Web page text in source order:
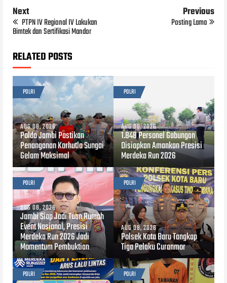
Next
PTPN IV Regional IV Lakukan
Bimtek dan Sertifikasi Mandor
Previous
Posting Lama
RELATED POSTS
POLRI
AUG 08, 2026
Polda Jambi Pastikan
Penanganan Karhutla Sungai
Gelam Maksimal
POLRI
AUG 08, 2026
1.848 Personel Gabungan
Disiapkan Amankan Presisi
Merdeka Run 2026
POLRI
AUG 08, 2026
Jambi Siap Jadi Tuan Rumah
Event Nasional, Presisi
Merdeka Run 2026 Jadi
Momentum Pembuktian
POLRI
AUG 08, 2026
Polsek Kota Baru Tangkap
Tiga Pelaku Curanmor
POLRI POLRI